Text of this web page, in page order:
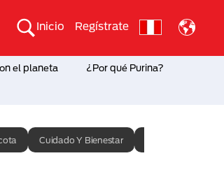
Inicio Regístrate
el planeta ¿Por qué Purina?
Cuidado Y Bienestar